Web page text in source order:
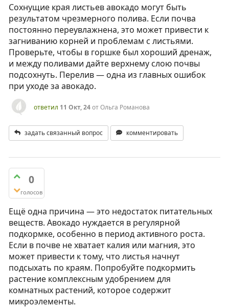
Сохнущие края листьев авокадо могут быть
результатом чрезмерного полива. Если почва
постоянно переувлажнена, это может привести к
загниванию корней и проблемам с листьями.
Проверьте, чтобы в горшке был хороший дренаж,
и между поливами дайте верхнему слою почвы
подсохнуть. Перелив — одна из главных ошибок
при уходе за авокадо.
ответил 11 Окт, 24отОльга Романова
задать связанный вопрос комментировать
0
голосов
Ещё одна причина — это недостаток питательных
веществ. Авокадо нуждается в регулярной
подкормке, особенно в период активного роста.
Если в почве не хватает калия или магния, это
может привести к тому, что листья начнут
подсыхать по краям. Попробуйте подкормить
растение комплексным удобрением для
комнатных растений, которое содержит
микроэлементы.